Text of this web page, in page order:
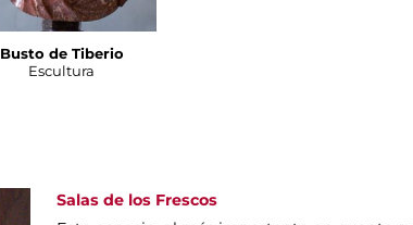
Busto de Tiberio
Escultura
Salas de los Frescos